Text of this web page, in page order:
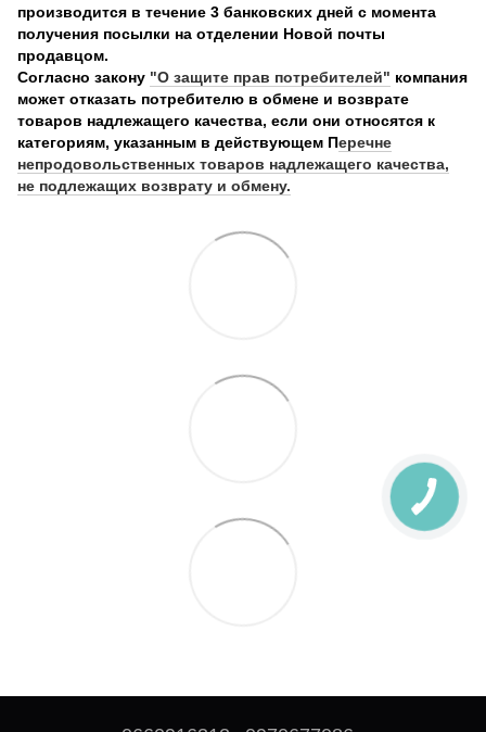
производится в течение 3 банковских дней с момента
получения посылки на отделении Новой почты
продавцом.
Согласно закону "О защите прав потребителей" компания
может отказать потребителю в обмене и возврате
товаров надлежащего качества, если они относятся к
категориям, указанным в действующем Перечне
непродовольственных товаров надлежащего качества,
не подлежащих возврату и обмену.